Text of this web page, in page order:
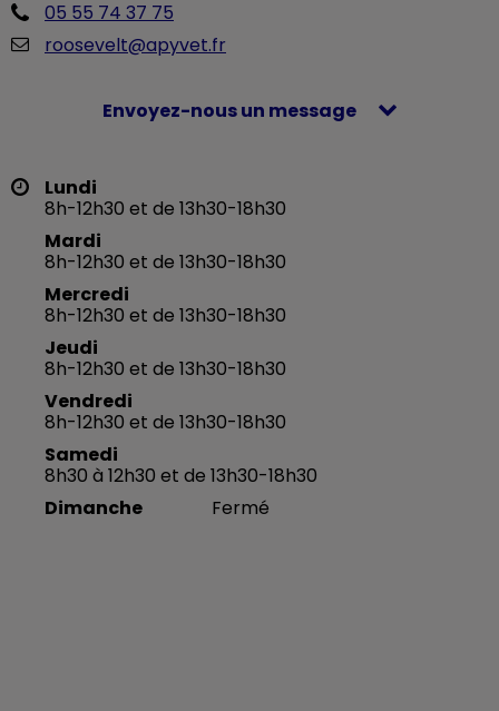
05 55 74 37 75
roosevelt@apyvet.fr
Envoyez-nous un message
Lundi
8h-12h30 et de 13h30-18h30
Mardi
8h-12h30 et de 13h30-18h30
Mercredi
8h-12h30 et de 13h30-18h30
Jeudi
8h-12h30 et de 13h30-18h30
Vendredi
8h-12h30 et de 13h30-18h30
Samedi
8h30 à 12h30 et de 13h30-18h30
Dimanche Fermé